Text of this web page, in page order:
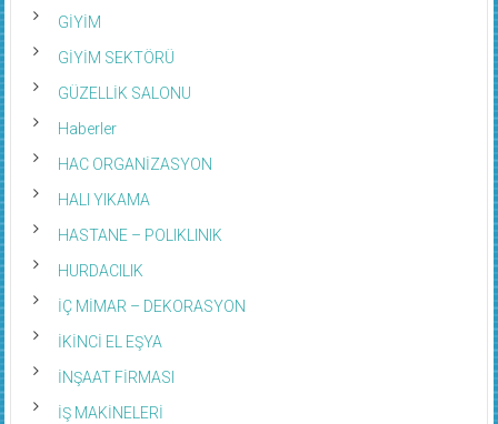
GİYİM
GİYİM SEKTÖRÜ
GÜZELLİK SALONU
Haberler
HAC ORGANİZASYON
HALI YIKAMA
HASTANE – POLIKLINIK
HURDACILIK
İÇ MİMAR – DEKORASYON
İKİNCİ EL EŞYA
İNŞAAT FİRMASI
İŞ MAKİNELERİ